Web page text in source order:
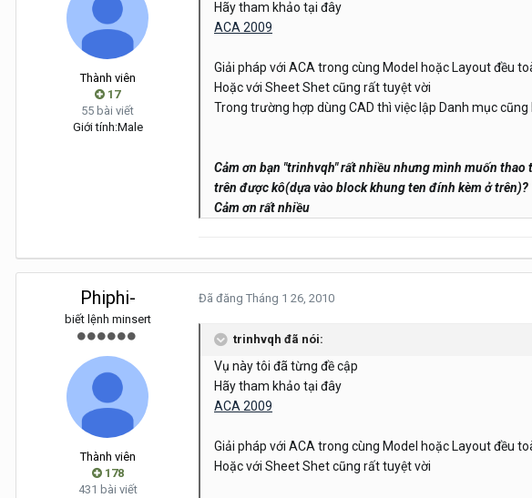
Thành viên
17
55 bài viết
Giới tính:Male
Hãy tham khảo tại đây
ACA 2009
Giải pháp với ACA trong cùng Model hoặc Layout đều
Hoặc với Sheet Shet cũng rất tuyệt vời
Trong trường hợp dùng CAD thì việc lập Danh mục
Cảm ơn bạn "trinhvqh" rất nhiều nhưng mình muốn
trên được kô(dựa vào block khung ten đính kèm ở trên)?
Cảm ơn rất nhiều
Phiphi-
biết lệnh minsert
Thành viên
178
431 bài viết
Đã đăng Tháng 1 26, 2010
trinhvqh đã nói:
Vụ này tôi đã từng đề cập
Hãy tham khảo tại đây
ACA 2009
Giải pháp với ACA trong cùng Model hoặc Layout đều
Hoặc với Sheet Shet cũng rất tuyệt vời